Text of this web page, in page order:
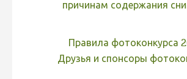
Видео 2025
Не учитываются 2024
причинам содержания
Правила фотоконкурса
Друзья и спонсоры